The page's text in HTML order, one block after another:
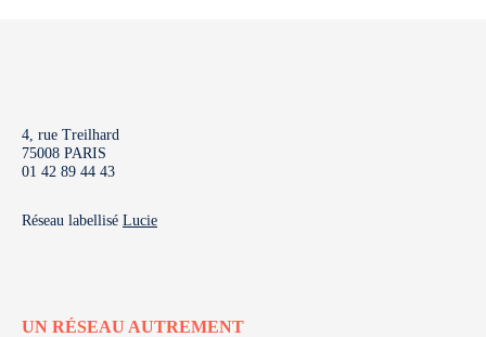
4, rue Treilhard
75008 PARIS
01 42 89 44 43
Réseau labellisé Lucie
UN RÉSEAU AUTREMENT